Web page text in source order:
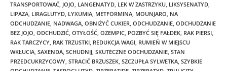
TRANSPORTOWAĆ, JOJO, LANGENATYD, LEK W ZASTRZYKU, LIKSYSENATYD,
LIPAZA, LIRAGLUTYD, LYXUMIA, METFORMINA, MOUNJARO, NA
ODCHUDZANIE, NADWAGA, OBNIŻYĆ CUKIER, ODCHUDZANIE, ODCHUDZANIE
BEZ JOJO, ODCHUDZIĆ, OTYŁOŚĆ, OZEMPIC, POZBYĆ SIĘ FAŁDEK, RAK PIERSI,
RAK TARCZYCY, RAK TRZUSTKI, REDUKCJA WAGI, RUMIEŃ W MIEJSCU
WKŁUCIA, SAXENDA, SCHUDNIJ, SKUTECZNE ODCHUDZANIE, STAN
PRZEDCUKRZYCOWY, STRACIĆ BRZUSZEK, SZCZUPŁA SYLWETKA, SZYBKIE